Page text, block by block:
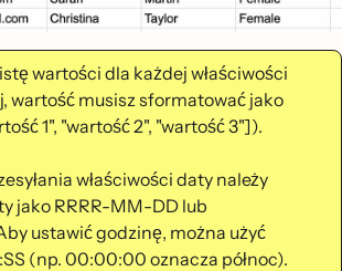
wartości dla każdej właściwości
wartość musisz sformatować jako
1", "wartość 2", "wartość 3"]).
właściwości daty należy
jako RRRR-MM-DD lub
ustawić godzinę, można użyć
(np. 00:00:00 oznacza północ).